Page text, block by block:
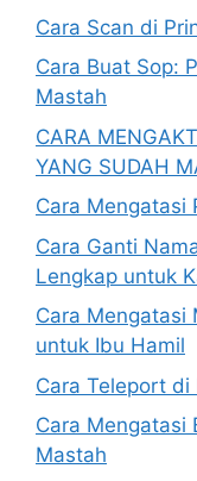
Cara Scan di
Cara Buat Sop:
Mastah
CARA
YANG SUDAH
Cara Mengatasi
Cara Ganti
Lengkap untuk
Cara Mengatasi
untuk Ibu Hamil
Cara Teleport
Cara Mengatasi
Mastah